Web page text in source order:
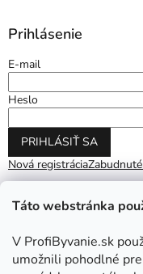
Táto webstránka
V ProfiByvanie.sk
umožnili pohodlné
Prihlásenie
E-mail
Heslo
PRIHLÁSIŤ SA
Nová registrácia